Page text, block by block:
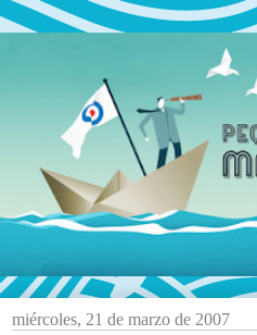
miércoles, 21 de marzo de 2007